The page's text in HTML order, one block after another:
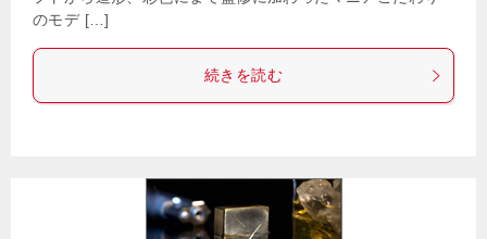
のモデ […]
続きを読む